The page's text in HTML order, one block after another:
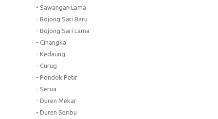
- Sawangan Lama
- Bojong Sari Baru
- Bojong Sari Lama
- Cinangka
- Kedaung
- Curug
- Pondok Petir
- Serua
- Duren Mekar
- Duren Seribu